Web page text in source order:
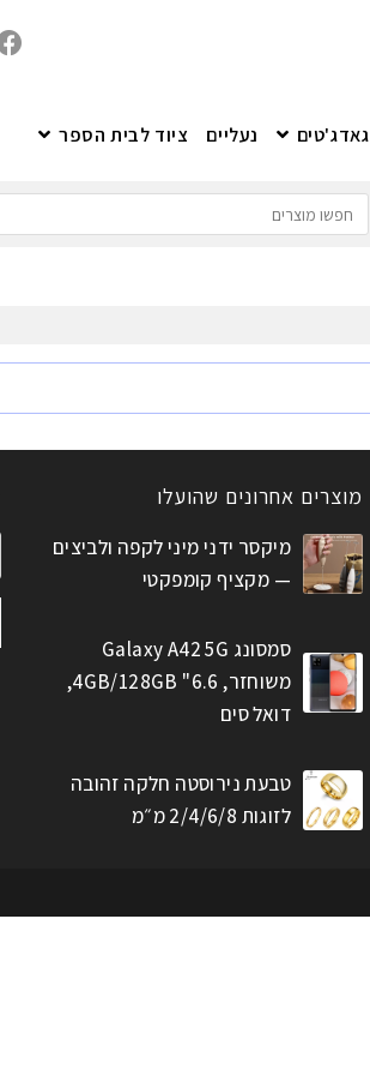
גאדג'טים נעליים ציוד לבית הספר
מוצרים אחרונים שהועלו
מיקסר ידני מיני לקפה ולביצים
— מקציף קומפקטי
סמסונג Galaxy A42 5G
משוחזר, 6.6" 4GB/128GB,
דואל סים
טבעת נירוסטה חלקה זהובה
לזוגות 2/4/6/8 מ״מ